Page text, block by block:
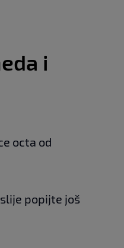
i
octa od
popijte još